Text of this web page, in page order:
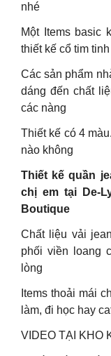
nhé
Một Items basic
thiết kế cổ tim tinh
Các sản phẩm
dáng đến chất
các nàng
Thiết kế có 4
nào không
Thiết kế quần
chị em tại De-
Boutique
Chất liệu vải
phối viền loang
lòng
Items thoải mái
làm, đi học hay
VIDEO TẠI KHO